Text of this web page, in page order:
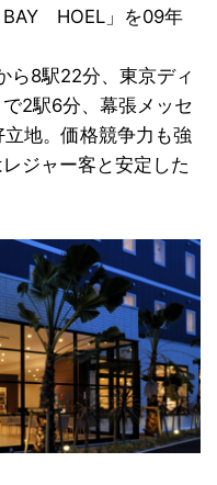
BAY HOEL」を09年
ら8駅22分、東京ディ
2駅6分、幕張メッセ
地。価格競争力も強
ジャー客と安定した